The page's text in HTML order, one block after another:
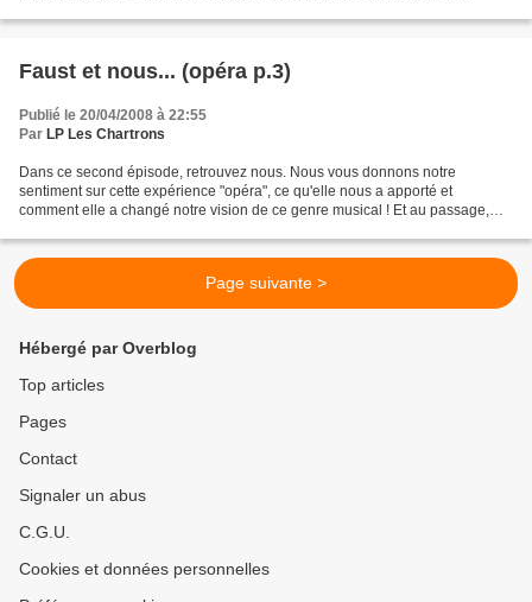
Faust et nous... (opéra p.3)
Publié le 20/04/2008 à 22:55
Par LP Les Chartrons
Dans ce second épisode, retrouvez nous. Nous vous donnons notre
sentiment sur cette expérience "opéra", ce qu'elle nous a apporté et
comment elle a changé notre vision de ce genre musical ! Et au passage,
Page suivante >
Hébergé par Overblog
Top articles
Pages
Contact
Signaler un abus
C.G.U.
Cookies et données personnelles